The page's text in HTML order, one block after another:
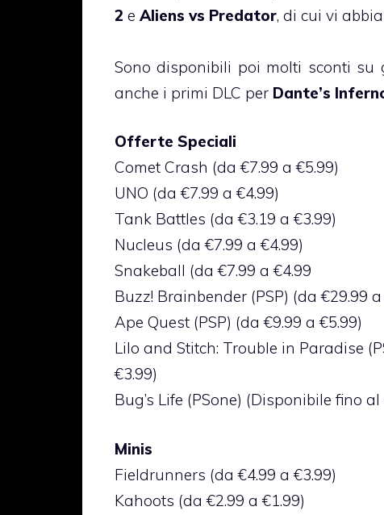
2 e Aliens vs Predator, di cui vi
Sono disponibili poi molti sconti su
anche i primi DLC per Dante’s
Offerte Speciali
Comet Crash (da €7.99 a €5.99)
UNO (da €7.99 a €4.99)
Tank Battles (da €3.19 a €3.99)
Nucleus (da €7.99 a €4.99)
Snakeball (da €7.99 a €4.99
Buzz! Brainbender (PSP) (da €29.99 a
Ape Quest (PSP) (da €9.99 a €5.99)
Lilo and Stitch: Trouble in Paradise
€3.99)
Bug’s Life (PSone) (Disponibile fino
Minis
Fieldrunners (da €4.99 a €3.99)
Kahoots (da €2.99 a €1.99)